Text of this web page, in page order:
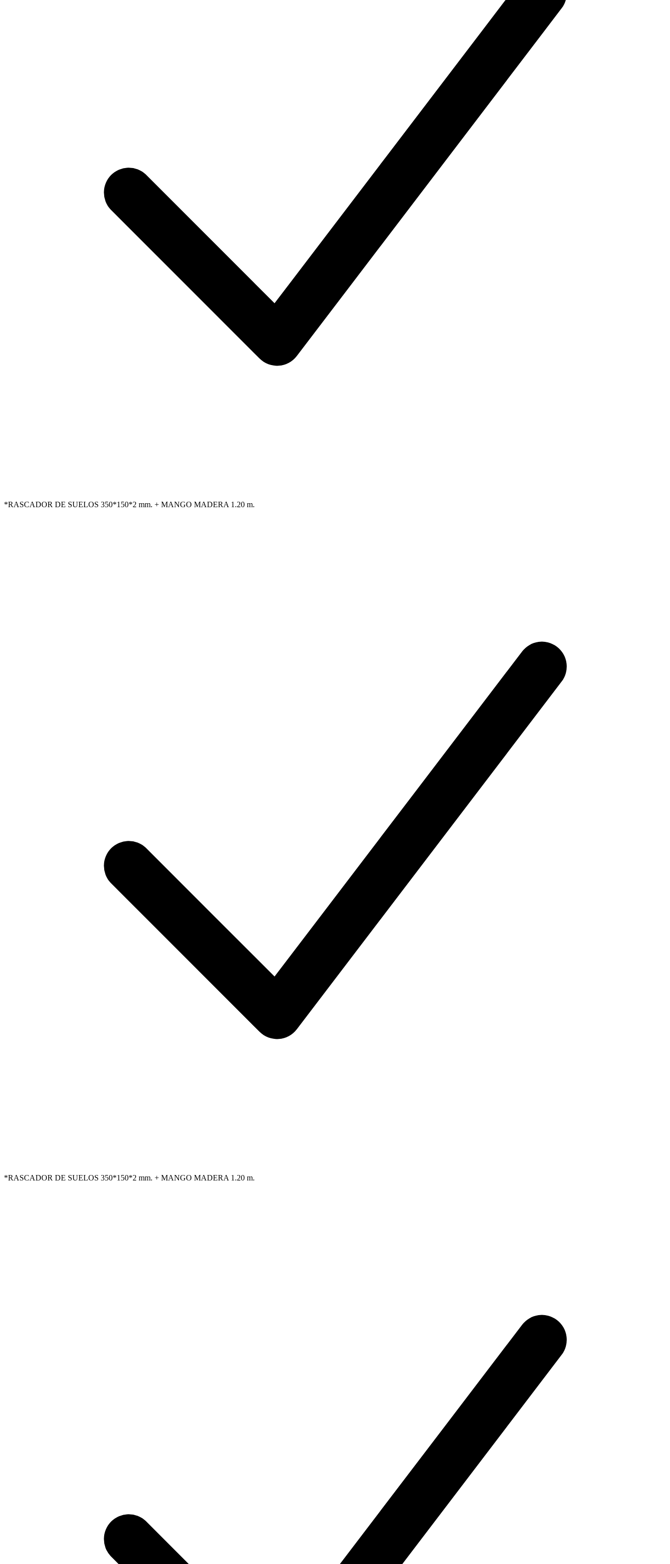
*RASCADOR DE SUELOS 350*150*2 mm. + MANGO MADERA 1.20 m.
*RASCADOR DE SUELOS 350*150*2 mm. + MANGO MADERA 1.20 m.